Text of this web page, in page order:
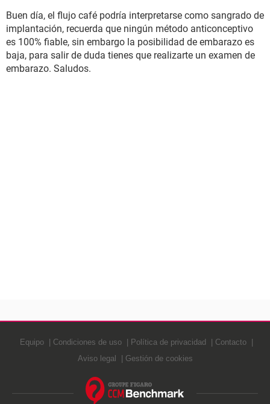
Buen día, el flujo café podría interpretarse como sangrado de
implantación, recuerda que ningún método anticonceptivo
es 100% fiable, sin embargo la posibilidad de embarazo es
baja, para salir de duda tienes que realizarte un examen de
embarazo. Saludos.
Equipo Condiciones de uso Política de privacidad
Contacto
Aviso legal
Gestión de cookies